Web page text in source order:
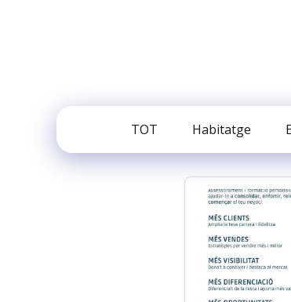
TOT Habitatge